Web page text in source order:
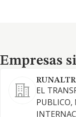
Empresas similares
Empresas
EL
PUBLICO,